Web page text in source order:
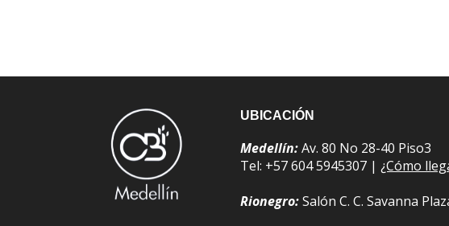
UBICACIÓN
Medellín:Av. 80 No 28-40 Piso3
Tel: +57 604 5945307 | ¿Cómo
Rionegro:Salón C. C. Savanna